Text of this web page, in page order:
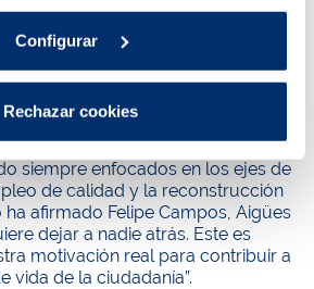
Configurar
Rechazar cookies
en el pacto social impulsado
la voluntad de ser un agente activo
sostenible, justa y
siempre enfocados en los ejes de
de calidad y la reconstrucción
afirmado Felipe Campos, Aigües
dejar a nadie atrás. Este es
motivación real para contribuir a
vida de la ciudadanía”.